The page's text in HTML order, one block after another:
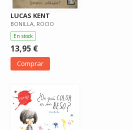
LUCAS KENT
BONILLA, ROCIO
En stock
13,95 €
Comprar